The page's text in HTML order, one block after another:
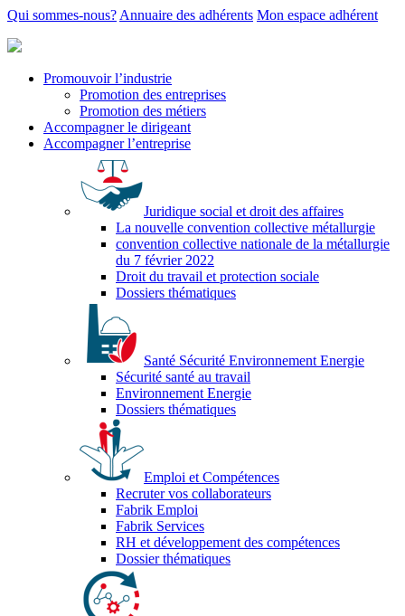
Qui sommes-nous? Annuaire des adhérents Mon espace adhérent
Promouvoir l’industrie
Promotion des entreprises
Promotion des métiers
Accompagner le dirigeant
Accompagner l’entreprise
Juridique social et droit des affaires
La nouvelle convention collective métallurgie
convention collective nationale de la métallurgie
du 7 février 2022
Droit du travail et protection sociale
Dossiers thématiques
Santé Sécurité Environnement Energie
Sécurité santé au travail
Environnement Energie
Dossiers thématiques
Emploi et Compétences
Recruter vos collaborateurs
Fabrik Emploi
Fabrik Services
RH et développement des compétences
Dossier thématiques